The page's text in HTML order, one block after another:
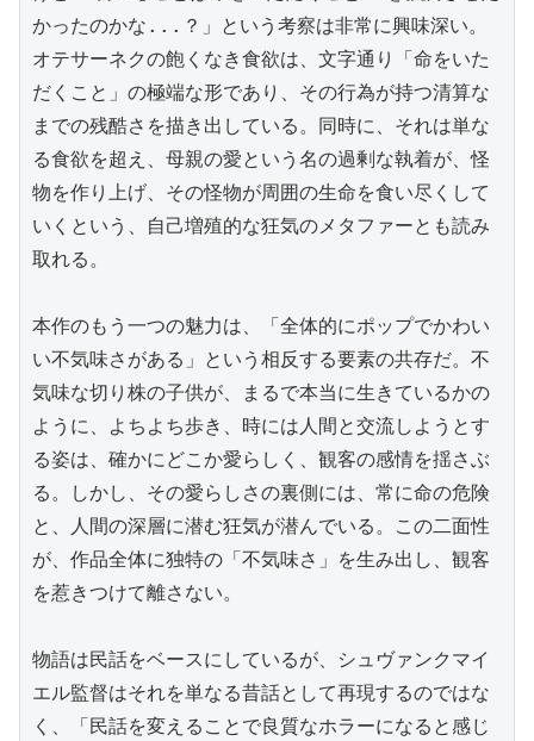
かったのかな...？」という考察は非常に興味深い。
オテサーネクの飽くなき食欲は、文字通り「命をいた
だくこと」の極端な形であり、その行為が持つ清算な
までの残酷さを描き出している。同時に、それは単な
る食欲を超え、母親の愛という名の過剰な執着が、怪
物を作り上げ、その怪物が周囲の生命を食い尽くして
いくという、自己増殖的な狂気のメタファーとも読み
取れる。
本作のもう一つの魅力は、「全体的にポップでかわい
い不気味さがある」という相反する要素の共存だ。不
気味な切り株の子供が、まるで本当に生きているかの
ように、よちよち歩き、時には人間と交流しようとす
る姿は、確かにどこか愛らしく、観客の感情を揺さぶ
る。しかし、その愛らしさの裏側には、常に命の危険
と、人間の深層に潜む狂気が潜んでいる。この二面性
が、作品全体に独特の「不気味さ」を生み出し、観客
を惹きつけて離さない。
物語は民話をベースにしているが、シュヴァンクマイ
エル監督はそれを単なる昔話として再現するのではな
く、「民話を変えることで良質なホラーになると感じ